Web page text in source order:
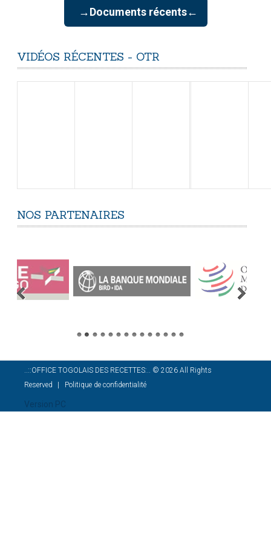
→Documents récents←
VIDÉOS RÉCENTES - OTR
NOS PARTENAIRES
..::OFFICE TOGOLAIS DES RECETTES:.. © 2026 All Rights
Reserved
Politique de confidentialité
Version PC